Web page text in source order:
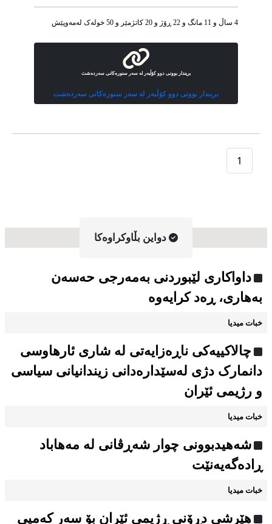
4 ساڵ و 11 مانگ و 22 ڕۆژ و 20 کاتژمێر و 50 خوله‌ک له‌مه‌وپێش‌
بریندار بوونی دوو کۆڵبەر لە سەر سنورەکانی سەردەشت
بریندار بوونی دوو کۆڵبەر لە سەر سنورەکانی سەردەشت
1
دواین بڵاوکراوه‌کا
داواکاری لێبوردنی بەمەرجی حەسەن
بەهاری، ڕەد کرایەوە
خبات میدیا
چالاکییەکی ناڕەزایەتی لە شاری ئارهاوسی
دانمارک دژی لەسێدارەدانی زیندانیانی سیاسی
و رژیمی ئێران
خبات میدیا
شەهیدبوونی چوار شەڕڤانی لە مەهاباد
ڕادەگەیەنێت
خبات میدیا
هێرشی دڕۆنی ڕژیمی ئێران بۆ سەر کەمپی